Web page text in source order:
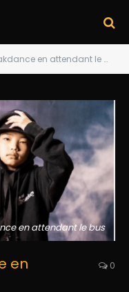
en attendant le bus
en attendant le bus
en
0